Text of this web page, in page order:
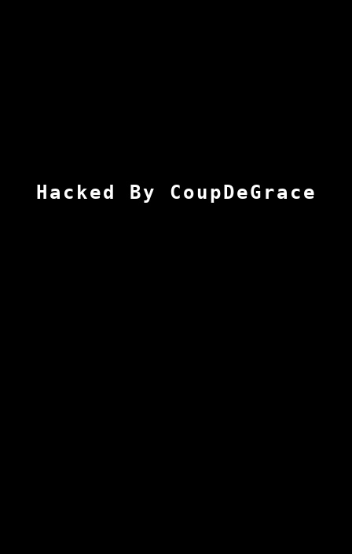
Hacked By CoupDeGrace